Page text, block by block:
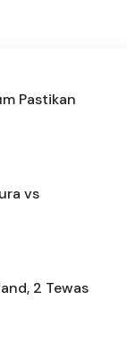
Pastikan
vs
2 Tewas